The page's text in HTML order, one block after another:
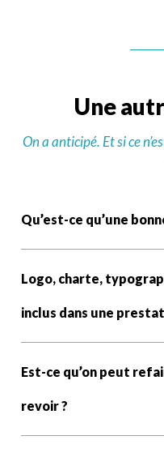
Uneautr
On a anticipé. Et si ce
Qu’est-ce qu’une
Logo, charte,
inclus dans une
Est-ce qu’on peut
revoir ?